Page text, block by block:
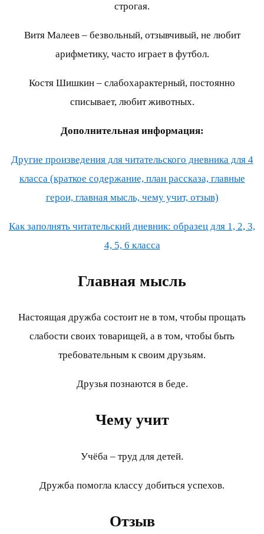
строгая.
Витя Малеев – безвольный, отзывчивый, не любит
арифметику, часто играет в футбол.
Костя Шишкин – слабохарактерный, постоянно
списывает, любит животных.
Дополнительная информация:
Другие произведения для читательского дневника для 4
класса (краткое содержание, план рассказа, главные
герои, главная мысль, чему учит, отзыв)
Как заполнять читательский дневник: образец для 1, 2, 3,
4, 5, 6 класса
Главная мысль
Настоящая дружба состоит не в том, чтобы прощать
слабости своих товарищей, а в том, чтобы быть
требовательным к своим друзьям.
Друзья познаются в беде.
Чему учит
Учёба – труд для детей.
Дружба помогла классу добиться успехов.
Отзыв